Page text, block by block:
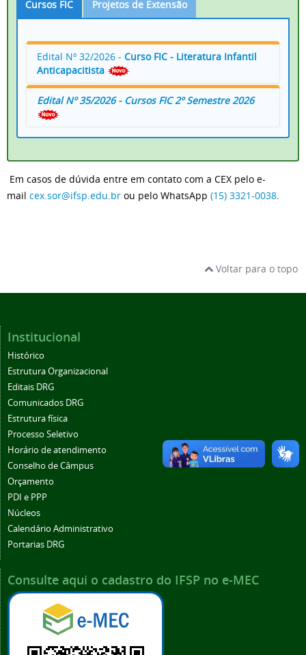
Cursos FIC Projetos de Extensão
Edital Nº 32/2026 - Curso FIC - Literatura Infantil
Anticapacitista
Edital nº 32/2026
Inscreva-se aqui
Retificação do EDITAL Nº 32/2026
Edital Nº 35/2026 - CursosFIC2º Semestre 2026
Edital nº35/2026
Inscreva-se agora
Em casos de dúvida entre em contato com a CEX pelo e-
mail cex.sor@ifsp.edu.br ou pelo WhatsApp (15) 3321-0038.
Voltar para o topo
Institucional
Histórico
Estrutura Organizacional
Editais DRG
Comunicados DRG
Estrutura física
Processo Seletivo
Horário de atendimento
Conselho de Câmpus
Orçamento
PDI e PPP
Núcleos
Calendário Administrativo
Portarias DRG
Consulte aqui o cadastro do IFSP no e-MEC